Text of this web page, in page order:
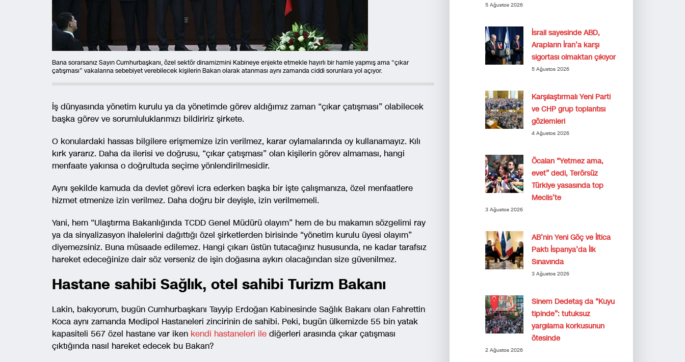
Bana sorarsanız Sayın Cumhurbaşkanı, özel sektör dinamizmini Kabineye enjekte etmekle hayırlı bir hamle yapmış ama “çıkar
çatışması” vakalarına sebebiyet verebilecek kişilerin Bakan olarak atanması aynı zamanda ciddi sorunlara yol açıyor.
İş dünyasında yönetim kurulu ya da yönetimde görev aldığımız zaman “çıkar çatışması” olabilecek
başka görev ve sorumluluklarımızı bildiririz şirkete.
O konulardaki hassas bilgilere erişmemize izin verilmez, karar oylamalarında oy kullanamayız. Kılı
kırk yararız. Daha da ilerisi ve doğrusu, “çıkar çatışması” olan kişilerin görev almaması, hangi
menfaate yakınsa o doğrultuda seçime yönlendirilmesidir.
Aynı şekilde kamuda da devlet görevi icra ederken başka bir işte çalışmanıza, özel menfaatlere
hizmet etmenize izin verilmez. Daha doğru bir deyişle, izin verilmemeli.
Yani, hem “Ulaştırma Bakanlığında TCDD Genel Müdürü olayım” hem de bu makamın sözgelimi ray
ya da sinyalizasyon ihalelerini dağıttığı özel şirketlerden birisinde “yönetim kurulu üyesi olayım”
diyemezsiniz. Buna müsaade edilemez. Hangi çıkarı üstün tutacağınız hususunda, ne kadar tarafsız
hareket edeceğinize dair söz verseniz de işin doğasına aykırı olacağından size güvenilmez.
Hastane sahibi Sağlık, otel sahibi Turizm Bakanı
Lakin, bakıyorum, bugün Cumhurbaşkanı Tayyip Erdoğan Kabinesinde Sağlık Bakanı olan Fahrettin
Koca aynı zamanda Medipol Hastaneleri zincirinin de sahibi. Peki, bugün ülkemizde 55 bin yatak
kapasiteli 567 özel hastane var iken kendi hastaneleri ile diğerleri arasında çıkar çatışması
çıktığında nasıl hareket edecek bu Bakan?
5 Ağustos 2026
İsrail sayesinde ABD,
Arapların İran’a karşı
sigortası olmaktan çıkıyor
5 Ağustos 2026
Karşılaştırmalı Yeni Parti
ve CHP grup toplantısı
gözlemleri
4 Ağustos 2026
Öcalan “Yetmez ama,
evet” dedi, Terörsüz
Türkiye yasasında top
Meclis’te
3 Ağustos 2026
AB’nin Yeni Göç ve İltica
Paktı İspanya’da İlk
Sınavında
3 Ağustos 2026
Sinem Dedetaş da “Kuyu
tipinde”: tutuksuz
yargılama korkusunun
ötesinde
2 Ağustos 2026